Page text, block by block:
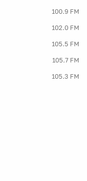
100.9 FM
102.0 FM
105.5 FM
105.7 FM
105.3 FM